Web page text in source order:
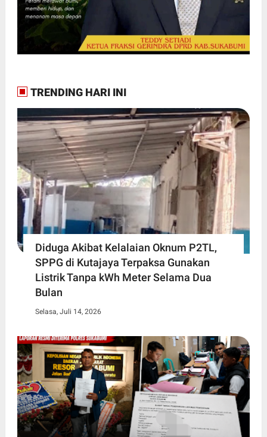
TRENDING HARI INI
Diduga Akibat Kelalaian Oknum P2TL,
SPPG di Kutajaya Terpaksa Gunakan
Listrik Tanpa kWh Meter Selama Dua
Bulan
Selasa, Juli 14, 2026